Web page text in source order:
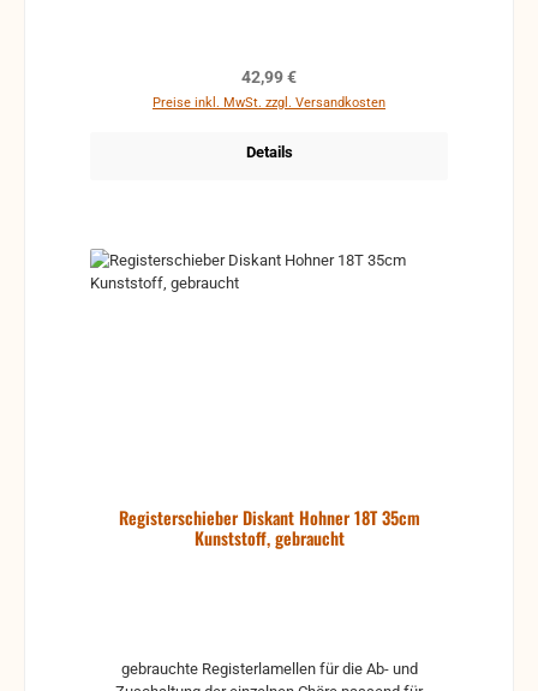
Regulärer Preis:
42,99 €
Preise inkl. MwSt. zzgl. Versandkosten
Details
Registerschieber Diskant Hohner 18T 35cm
Kunststoff, gebraucht
gebrauchte Registerlamellen für die Ab- und